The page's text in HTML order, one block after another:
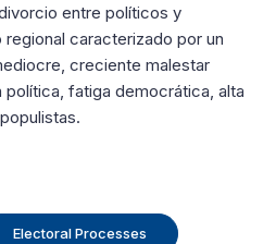
entre políticos y
caracterizado por un
creciente malestar
fatiga democrática, alta
Electoral Processes